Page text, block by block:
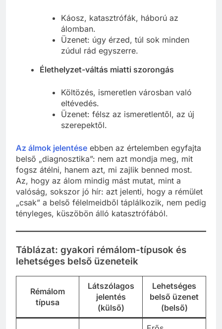
Káosz, katasztrófák, háború az
álomban.
Üzenet: úgy érzed, túl sok minden
Költözés, ismeretlen városban való
eltévedés.
Üzenet: félsz az ismeretlentől, az új
Az álmok jelentéseebben az értelemben egyfajta
belső „diagnosztika”: nem azt mondja meg, mit
fogsz átélni, hanem azt, mi zajlik benned most.
Az, hogy az álom mindig mást mutat, mint a
valóság, sokszor jó hír: azt jelenti, hogy a rémület
„csak” a belső félelmeidből táplálkozik, nem pedig
Táblázat: gyakori rémálom-típusok és
lehetséges belső üzeneteik
Rémálom
Látszólagos
jelentés
(külső)
Lehetséges
belső üzenet
(belső)